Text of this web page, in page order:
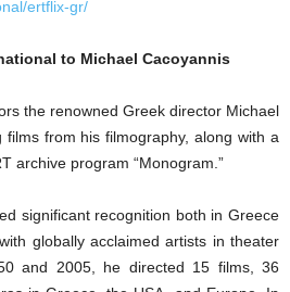
ertflix-gr/
to Michael Cacoyannis
the renowned Greek director Michael
films from his filmography, along with a
archive program “Monogram.”
significant recognition both in Greece
globally acclaimed artists in theater
and 2005, he directed 15 films, 36